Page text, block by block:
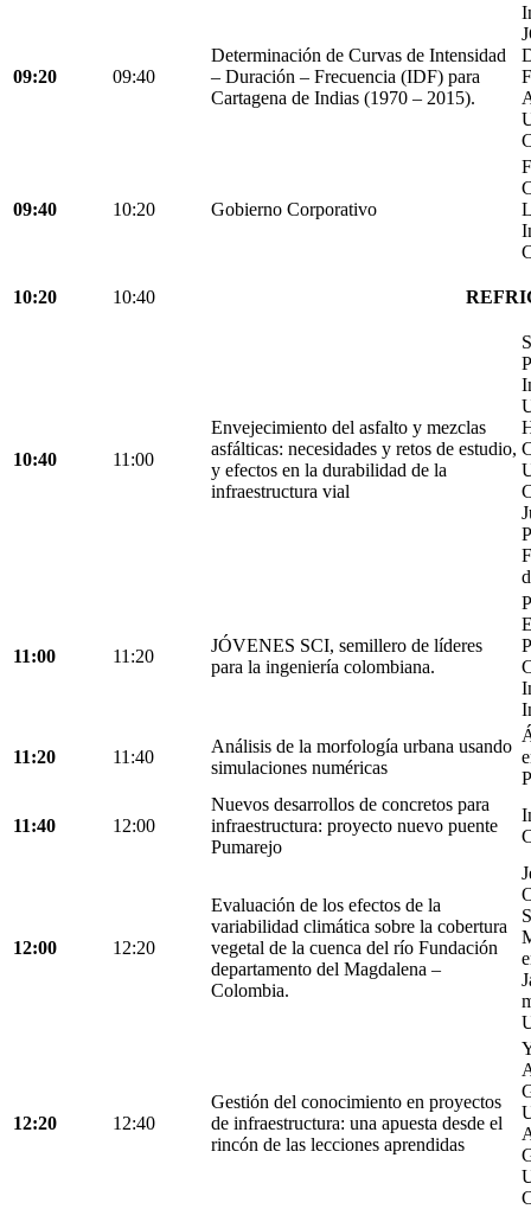
09:20 09:40
Determinación de Curvas de Intensidad
– Duración – Frecuencia (IDF) para
Cartagena de Indias (1970 – 2015).
09:40 10:20 Gobierno Corporativo
10:20 10:40
10:40 11:00
Envejecimiento del asfalto y mezclas
asfálticas: necesidades y retos de estudio,
y efectos en la durabilidad de la
infraestructura vial
11:00 11:20
JÓVENES SCI, semillero de líderes
para la ingeniería colombiana.
11:20 11:40
Análisis de la morfología urbana usando
simulaciones numéricas
11:40 12:00
Nuevos desarrollos de concretos para
infraestructura: proyecto nuevo puente
Pumarejo
12:00 12:20
Evaluación de los efectos de la
variabilidad climática sobre la cobertura
vegetal de la cuenca del río Fundación
departamento del Magdalena –
Colombia.
12:20 12:40
Gestión del conocimiento en proyectos
de infraestructura: una apuesta desde el
rincón de las lecciones aprendidas